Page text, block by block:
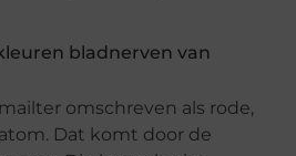
bladnerven van
omschreven als rode,
Dat komt door de